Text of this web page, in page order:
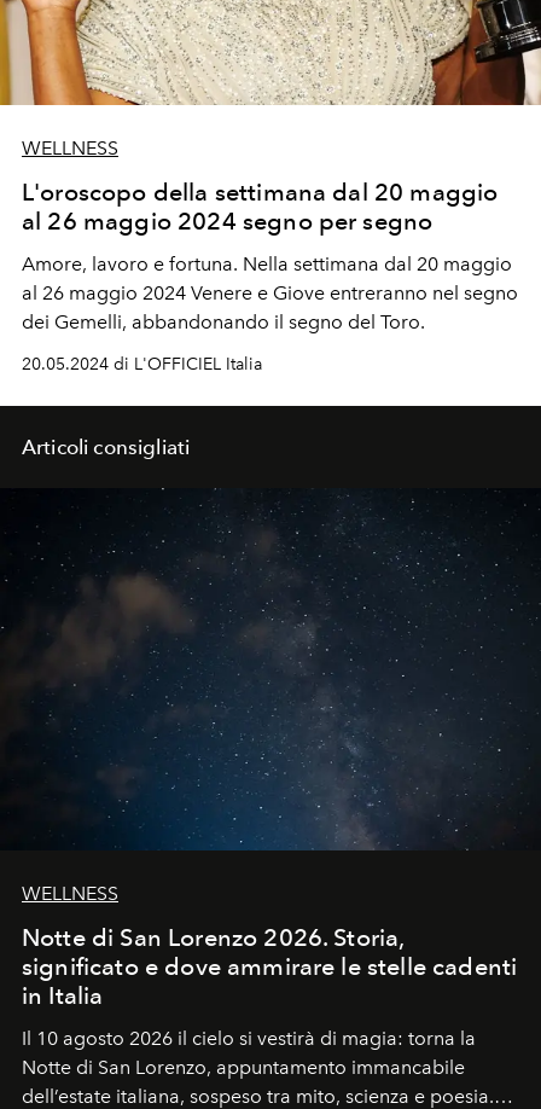
WELLNESS
L'oroscopo della settimana dal 20 maggio
al 26 maggio 2024 segno per segno
Amore, lavoro e fortuna. Nella settimana dal 20 maggio
al 26 maggio 2024 Venere e Giove entreranno nel segno
dei Gemelli, abbandonando il segno del Toro.
20.05.2024 di L'OFFICIEL Italia
Articoli consigliati
WELLNESS
Notte di San Lorenzo 2026. Storia,
significato e dove ammirare le stelle cadenti
in Italia
Il 10 agosto 2026 il cielo si vestirà di magia: torna la
Notte di San Lorenzo, appuntamento immancabile
dell’estate italiana, sospeso tra mito, scienza e poesia.